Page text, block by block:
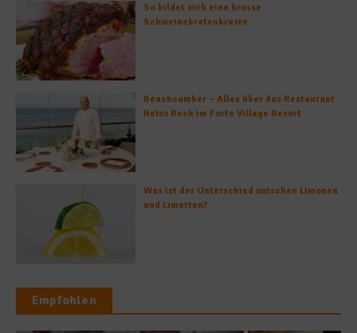
So bildet sich eine krosse
Schweinebratenkruste
Beachcomber – Alles über das Restaurant
Heinz Beck im Forte Village Resort
Was ist der Unterschied zwischen Limonen
und Limetten?
Empfohlen